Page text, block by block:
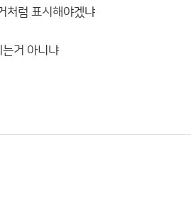
처럼 표시해야겠냐
거 아니냐